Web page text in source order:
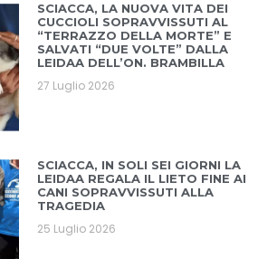
SCIACCA, LA NUOVA VITA DEI
CUCCIOLI SOPRAVVISSUTI AL
“TERRAZZO DELLA MORTE” E
SALVATI “DUE VOLTE” DALLA
LEIDAA DELL’ON. BRAMBILLA
27 Luglio 2026
SCIACCA, IN SOLI SEI GIORNI LA
LEIDAA REGALA IL LIETO FINE AI
CANI SOPRAVVISSUTI ALLA
TRAGEDIA
25 Luglio 2026